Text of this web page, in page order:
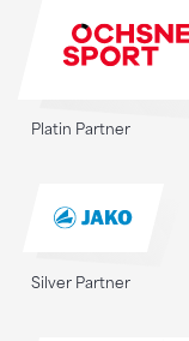
Platin Partner
Silver Partner